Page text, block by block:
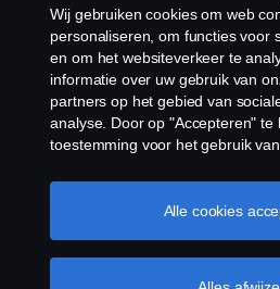
Wij gebruiken cookies om web
personaliseren, om functies voor
en om het websiteverkeer te
informatie over uw gebruik van
partners op het gebied van
analyse. Door op "Accepteren" te
toestemming voor het gebruik
door op "Cookie Instellingen" te
categorieën te selecteren die u
Alle cookies